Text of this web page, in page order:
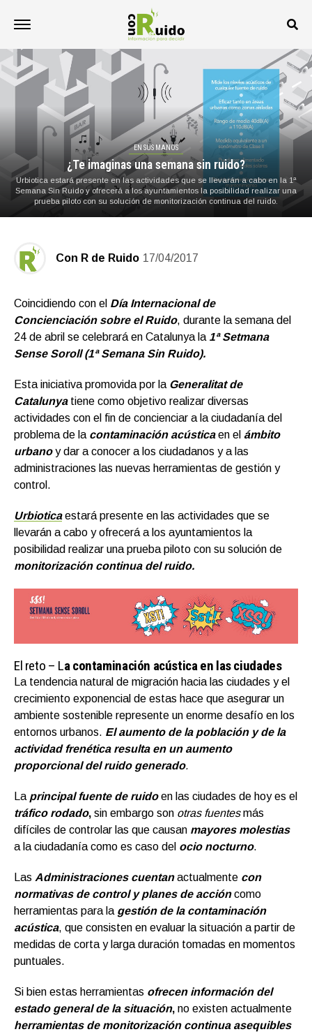
EN SUS MANOS
¿Te imaginas una semana sin ruido?
Urbiotica estará presente en las actividades que se llevarán a cabo en la 1ª
Semana Sin Ruido y ofrecerá a los ayuntamientos la posibilidad realizar una
prueba piloto con su solución de monitorización continua del ruido.
Con R de Ruido 17/04/2017
Coincidiendo con el Día Internacional de
Concienciación sobre el Ruido, durante la semana del
24 de abril se celebrará en Catalunya la 1ª Setmana
Sense Soroll (1ª Semana Sin Ruido).
Esta iniciativa promovida por la Generalitat de
Catalunyatiene como objetivo realizar diversas
actividades con el fin de concienciar a la ciudadanía del
problema de la contaminación acústicaen el ámbito
urbanoy dar a conocer a los ciudadanos y a las
administraciones las nuevas herramientas de gestión y
control.
Urbioticaestará presente en las actividades que se
llevarán a cabo y ofrecerá a los ayuntamientos la
posibilidad realizar una prueba piloto con su solución de
monitorización continua del ruido.
El reto – La contaminación acústica en las ciudades
La tendencia natural de migración hacia las ciudades y el
crecimiento exponencial de estas hace que asegurar un
ambiente sostenible represente un enorme desafío en los
entornos urbanos. El aumento de la población y de la
actividad frenética resulta en un aumento
proporcional del ruido generado.
La principal fuente de ruidoen las ciudades de hoy es el
tráfico rodado, sin embargo son otras fuentesmás
difíciles de controlar las que causan mayores molestias
a la ciudadanía como es caso del ocio nocturno.
Las Administraciones cuentanactualmente con
normativas de control y planes de accióncomo
herramientas para la gestión de la contaminación
acústica, que consisten en evaluar la situación a partir de
medidas de corta y larga duración tomadas en momentos
puntuales.
Si bien estas herramientas ofrecen información del
estado general de la situación, no existen actualmente
herramientas de monitorización continua asequibles